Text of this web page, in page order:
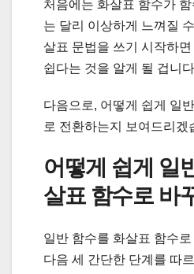
처음에는 화살표 함수가
는 달리 이상하게 느껴질
살표 문법을 쓰기 시작하면
쉽다는 것을 알게 될 겁니
다음으로, 어떻게 쉽게 일
로 전환하는지 보여드리겠
어떻게 쉽게 일
살표 함수로 바
일반 함수를 화살표 함수
다음 세 간단한 단계를 따